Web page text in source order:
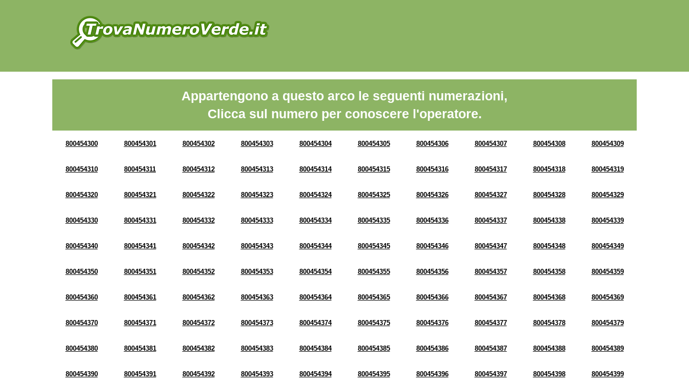
Appartengono a questo arco le seguenti numerazioni,
Clicca sul numero per conoscere l'operatore.
800454300 800454301 800454302 800454303 800454304 800454305 800454306 800454307 800454308 800454309
800454310 800454311 800454312 800454313 800454314 800454315 800454316 800454317 800454318 800454319
800454320 800454321 800454322 800454323 800454324 800454325 800454326 800454327 800454328 800454329
800454330 800454331 800454332 800454333 800454334 800454335 800454336 800454337 800454338 800454339
800454340 800454341 800454342 800454343 800454344 800454345 800454346 800454347 800454348 800454349
800454350 800454351 800454352 800454353 800454354 800454355 800454356 800454357 800454358 800454359
800454360 800454361 800454362 800454363 800454364 800454365 800454366 800454367 800454368 800454369
800454370 800454371 800454372 800454373 800454374 800454375 800454376 800454377 800454378 800454379
800454380 800454381 800454382 800454383 800454384 800454385 800454386 800454387 800454388 800454389
800454390 800454391 800454392 800454393 800454394 800454395 800454396 800454397 800454398 800454399